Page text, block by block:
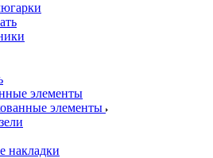
элементы
элементы
накладки